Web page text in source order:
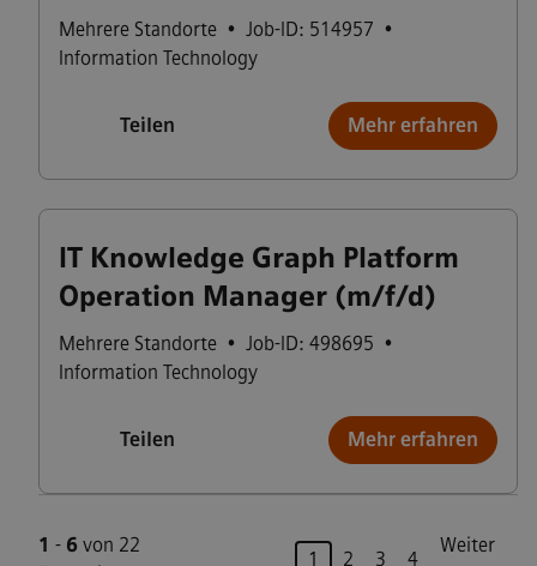
Mehrere Standorte • Job-ID: 514957 •
Information Technology
Teilen Mehr erfahren
IT Knowledge Graph Platform
Operation Manager (m/f/d)
Mehrere Standorte • Job-ID: 498695 •
Information Technology
Teilen Mehr erfahren
1 - 6 von 22
Seite
1 2 3 4
Weiter